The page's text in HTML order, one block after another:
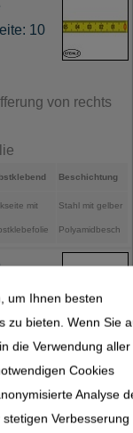
10
von rechts
Beschichtung
mit Stahl mit gelber
Polyamidbesch
um Ihnen besten
zu bieten. Wenn Sie
die Verwendung aller
Cookies
Analyse
Verbesserung